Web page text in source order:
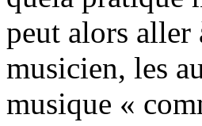
peut alors aller
musicien, les
musique «